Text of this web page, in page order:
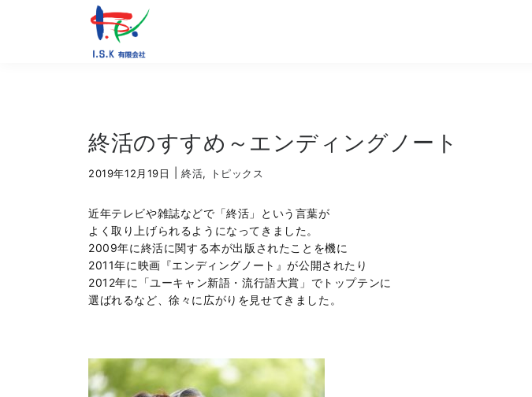
終活のすすめ～エンディングノート
2019年12月19日 終活, トピックス
近年テレビや雑誌などで「終活」という言葉が
よく取り上げられるようになってきました。
2009年に終活に関する本が出版されたことを機に
2011年に映画『エンディングノート』が公開されたり
2012年に「ユーキャン新語・流行語大賞」でトップテンに
選ばれるなど、徐々に広がりを見せてきました。